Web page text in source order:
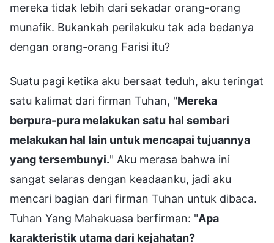
mereka tidak lebih dari sekadar orang-orang
munafik. Bukankah perilakuku tak ada bedanya
dengan orang-orang Farisi itu?
Suatu pagi ketika aku bersaat teduh, aku teringat
satu kalimat dari firman Tuhan, "Mereka
berpura-pura melakukan satu hal sembari
melakukan hal lain untuk mencapai tujuannya
yang tersembunyi." Aku merasa bahwa ini
sangat selaras dengan keadaanku, jadi aku
mencari bagian dari firman Tuhan untuk dibaca.
Tuhan Yang Mahakuasa berfirman: "Apa
karakteristik utama dari kejahatan?